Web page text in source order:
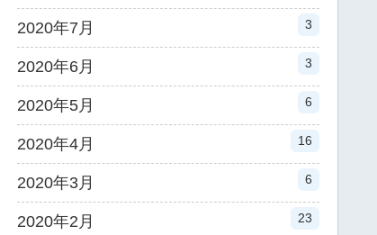
2020年7月 3
2020年6月 3
2020年5月 6
2020年4月 16
2020年3月 6
2020年2月 23